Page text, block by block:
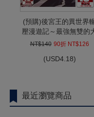
(預購)後宮王的異世界
壓漫遊記～最強無雙的
叔將全種族納為妻子～
NT$140 90折 NT$126
(USD4.18)
最近瀏覽商品